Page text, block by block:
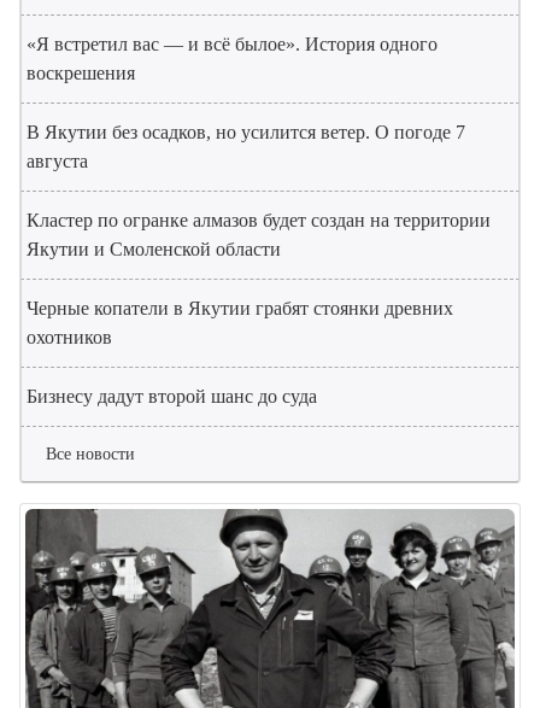
«Я встретил вас — и всё былое». История одного
воскрешения
В Якутии без осадков, но усилится ветер. О погоде 7
августа
Кластер по огранке алмазов будет создан на территории
Якутии и Смоленской области
Черные копатели в Якутии грабят стоянки древних
охотников
Бизнесу дадут второй шанс до суда
Все новости